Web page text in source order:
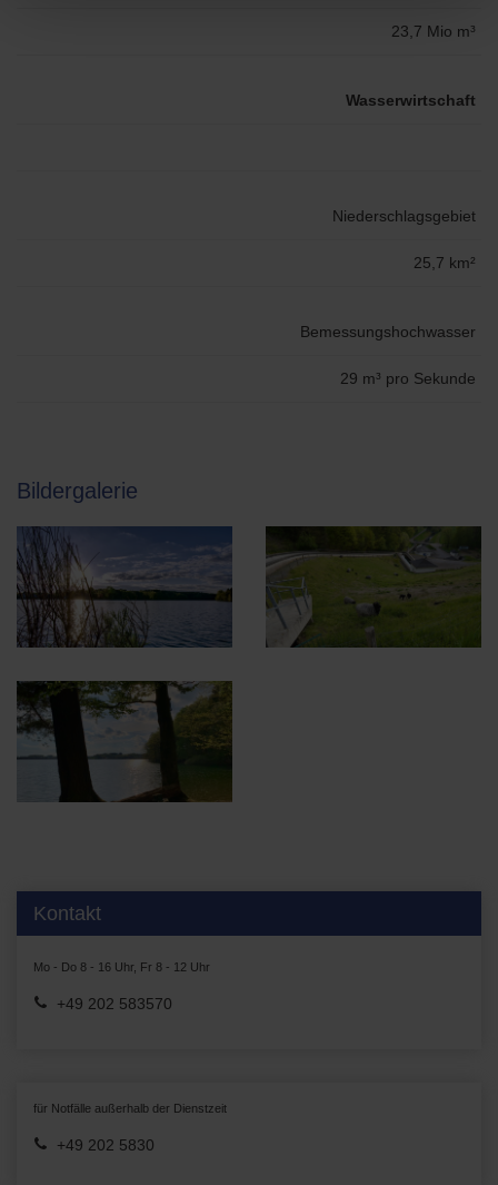
23,7 Mio m³
Wasserwirtschaft
Niederschlagsgebiet
25,7 km²
Bemessungshochwasser
29 m³ pro Sekunde
Bildergalerie
Kontakt
Mo - Do 8 - 16 Uhr, Fr 8 - 12 Uhr
+49 202 583570
für Notfälle außerhalb der Dienstzeit
+49 202 5830